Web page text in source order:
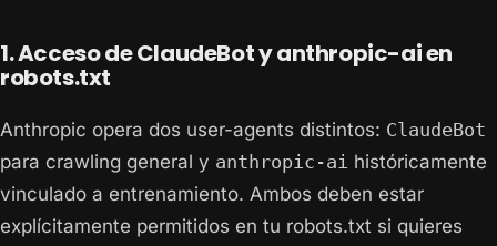
1. Acceso de ClaudeBot y anthropic-ai en
robots.txt
Anthropic opera dos user-agents distintos: ClaudeBot
para crawling general y anthropic-ai históricamente
vinculado a entrenamiento. Ambos deben estar
explícitamente permitidos en tu robots.txt si quieres